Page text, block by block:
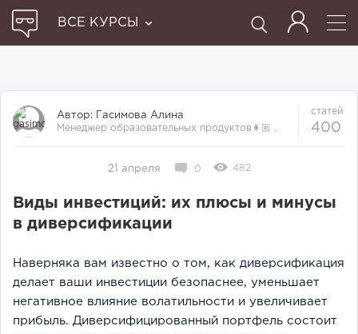
ВСЕ КУРСЫ
Автор: Гасимова Алина
Менеджер образовательных продуктов👩🏼‍ .
статей
400
21 апреля 0 482
Виды инвестиций: их плюсы и минусы
в диверсификации
Наверняка вам известно о том, как диверсификация
делает ваши инвестиции безопаснее, уменьшает
негативное влияние волатильности и увеличивает
прибыль. Диверсифицированный портфель состоит